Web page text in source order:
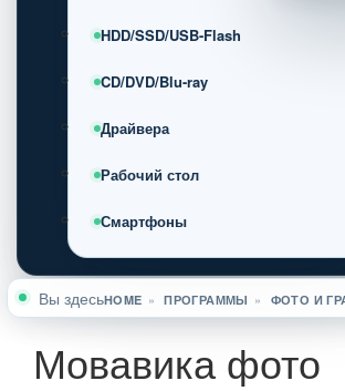
HDD/SSD/USB-Flash
CD/DVD/Blu-ray
Драйвера
Рабочий стол
Смартфоны
Вы здесьHOME » ПРОГРАММЫ » ФОТО И
Мовавика фото